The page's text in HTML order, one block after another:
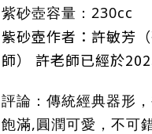
紫砂壺容量 ： 230cc
紫砂壺作者：許敏芳
師）
許老師已經於
評論：傳統經典器形
飽滿,圓潤可愛，不可